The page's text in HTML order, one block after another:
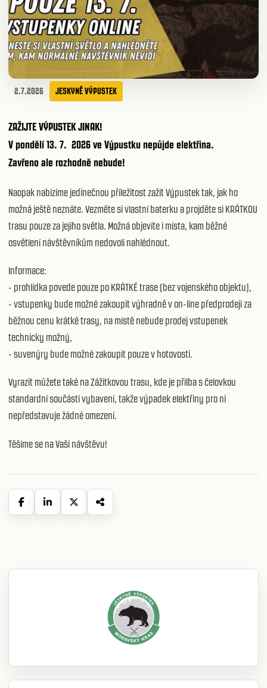
2.7.2026 JESKYNĚ VÝPUSTEK
ZAŽIJTE VÝPUSTEK JINAK!
V pondělí 13. 7. 2026 ve Výpustku nepůjde elektřina.
Zavřeno ale rozhodně nebude!
Naopak nabízíme jedinečnou příležitost zažít Výpustek tak, jak ho
možná ještě neznáte. Vezměte si vlastní baterku a projděte si KRÁTKOU
trasu pouze za jejího světla. Možná objevíte i místa, kam běžné
osvětlení návštěvníkům nedovolí nahlédnout.
Informace:
- prohlídka povede pouze po KRÁTKÉ trase (bez vojenského objektu),
- vstupenky bude možné zakoupit výhradně v on-line předprodeji za
běžnou cenu krátké trasy, na místě nebude prodej vstupenek
technicky možný,
- suvenýry bude možné zakoupit pouze v hotovosti.
Vyrazit můžete také na Zážitkovou trasu, kde je přilba s čelovkou
standardní součástí vybavení, takže výpadek elektřiny pro ni
nepředstavuje žádné omezení.
Těšíme se na Vaši návštěvu!